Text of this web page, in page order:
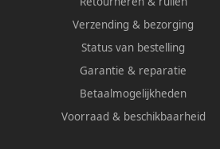
Verzending & bezorging
Status van bestelling
Garantie & reparatie
Betaalmogelijkheden
Voorraad & beschikbaarheid